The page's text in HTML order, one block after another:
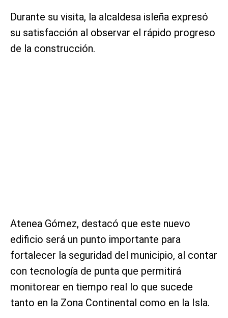
Durante su visita, la alcaldesa isleña expresó
su satisfacción al observar el rápido progreso
de la construcción.
Atenea Gómez, destacó que este nuevo
edificio será un punto importante para
fortalecer la seguridad del municipio, al contar
con tecnología de punta que permitirá
monitorear en tiempo real lo que sucede
tanto en la Zona Continental como en la Isla.